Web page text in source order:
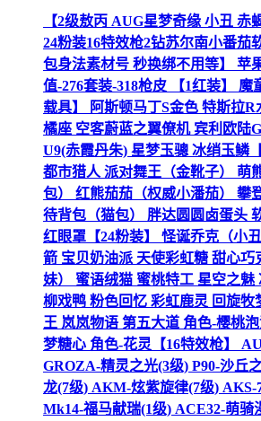
【2级敖丙 AUG星梦奇缘 小丑 赤
24粉装16特效枪2钻苏尔南小番茄
包身法素材号 秒换绑不用等】 苹
值-276套装-318枪皮 【1红装】 魔
载具】 阿斯顿马丁S金色 特斯拉
橘座 空客蔚蓝之翼僚机 宾利欧陆
U9(赤霞丹朱) 星梦玉骢 冰绡玉鳞
都市猎人 派对舞王（金靴子） 萌
包） 红熊茄茄（权威小潘茄） 攀
待背包（猫包） 胖达圆圆卤蛋头
红眼罩【24粉装】 怪诞乔克（小
箭 宝贝奶油派 天使彩虹糖 甜心巧
妹） 蜜语绒猫 蜜桃特工 星空之魅
柳戏鸭 粉色回忆 彩虹鹿灵 回旋牧
王 岚岚物语 第五大道 角色-樱桃
梦糖心 角色-花灵【16特效枪】
GROZA-精灵之光(3级) P90-沙丘
龙(7级) AKM-炫紫旋律(7级) AKS-
Mk14-福马献瑞(1级) ACE32-萌骑